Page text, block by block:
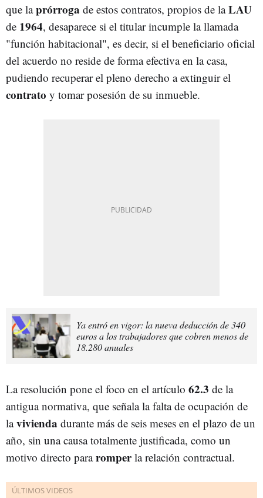
que laprórroga de estos contratos, propios de laLAU
de 1964, desaparece si el titular incumple la llamada
"función habitacional", es decir, si el beneficiario oficial
del acuerdo no reside de forma efectiva en la casa,
pudiendo recuperar el pleno derecho a extinguir el
contrato y tomar posesión de su inmueble.
Ya entró en vigor: la nueva deducción de 340
euros a los trabajadores que cobren menos de
18.280 anuales
La resolución pone el foco en el artículo 62.3 de la
antigua normativa, que señala la falta de ocupación de
lavivienda durante más de seis meses en el plazo de un
año, sin una causa totalmente justificada, como un
motivo directo pararomperla relación contractual.